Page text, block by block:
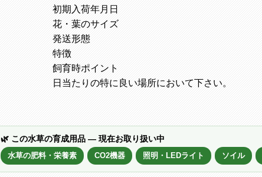
初期入荷年月日
花・葉のサイズ
発送形態
特徴
飼育時ポイント
日当たりの特に良い場所において下さい。
🌿 この水草の育成用品 — 現在お取り扱い中
水草の肥料・栄養素 CO2機器 照明・LEDライト ソイル